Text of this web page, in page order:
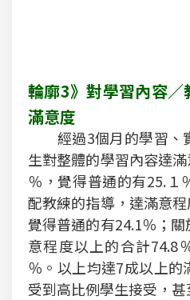
輪廓3》對學習內容
滿意度
經過3個月的學習、
生對整體的學習內容達
％，覺得普通的有25.１
配教練的指導，達滿意
覺得普通的有24.1％；
意程度以上的合計74.8
％。以上均達7成以上
受到高比例學生接受，